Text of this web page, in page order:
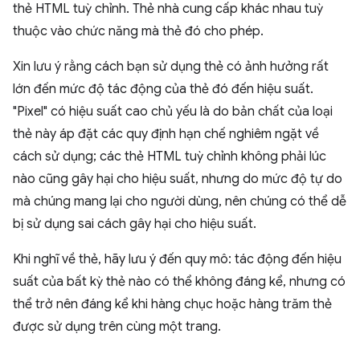
thẻ HTML tuỳ chỉnh. Thẻ nhà cung cấp khác nhau tuỳ
thuộc vào chức năng mà thẻ đó cho phép.
Xin lưu ý rằng cách bạn sử dụng thẻ có ảnh hưởng rất
lớn đến mức độ tác động của thẻ đó đến hiệu suất.
"Pixel" có hiệu suất cao chủ yếu là do bản chất của loại
thẻ này áp đặt các quy định hạn chế nghiêm ngặt về
cách sử dụng; các thẻ HTML tuỳ chỉnh không phải lúc
nào cũng gây hại cho hiệu suất, nhưng do mức độ tự do
mà chúng mang lại cho người dùng, nên chúng có thể dễ
bị sử dụng sai cách gây hại cho hiệu suất.
Khi nghĩ về thẻ, hãy lưu ý đến quy mô: tác động đến hiệu
suất của bất kỳ thẻ nào có thể không đáng kể, nhưng có
thể trở nên đáng kể khi hàng chục hoặc hàng trăm thẻ
được sử dụng trên cùng một trang.